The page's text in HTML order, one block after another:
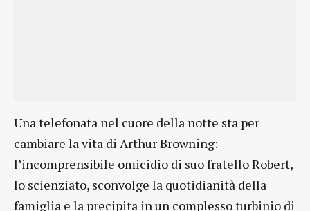
Una telefonata nel cuore della notte sta per
cambiare la vita di Arthur Browning:
l’incomprensibile omicidio di suo fratello Robert,
lo scienziato, sconvolge la quotidianità della
famiglia e la precipita in un complesso turbinio di